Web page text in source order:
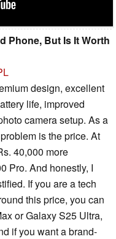
Phone, But Is It Worth
design, excellent
life, improved
camera setup. As a
is the price. At
40,000 more
Pro. And honestly, I
If you are a tech
this price, you can
or Galaxy S25 Ultra,
if you want a brand-